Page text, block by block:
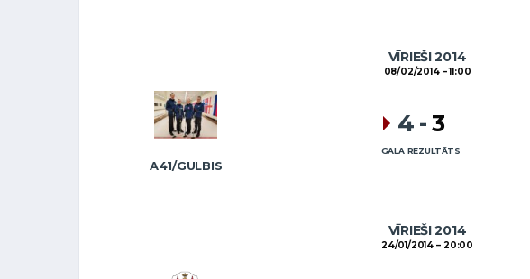
VĪRIEŠI 2014
08/02/2014 11:00
A41/GULBIS
4 -3
GALA REZULTĀTS
VĪRIEŠI 2014
24/01/2014 20:00